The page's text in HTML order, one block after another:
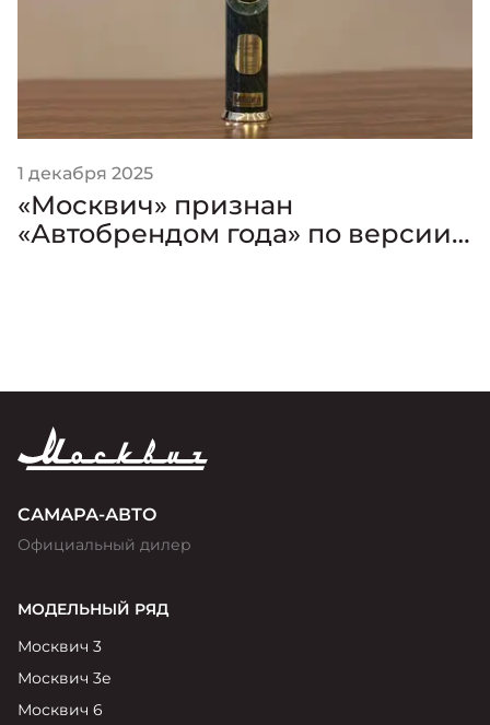
1 декабря 2025
«Москвич» признан
«Автобрендом года» по версии
САМАРА-АВТО
Официальный дилер
МОДЕЛЬНЫЙ РЯД
Москвич 3
Москвич 3е
Москвич 6